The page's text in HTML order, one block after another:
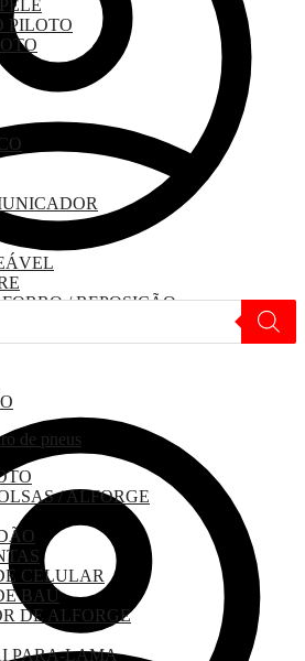
PILOTO
/ REPOSIÇÃO
de pneus
/ ALFORGE
CELULAR
BAU
DE ALFORGE
PARA-LAMA